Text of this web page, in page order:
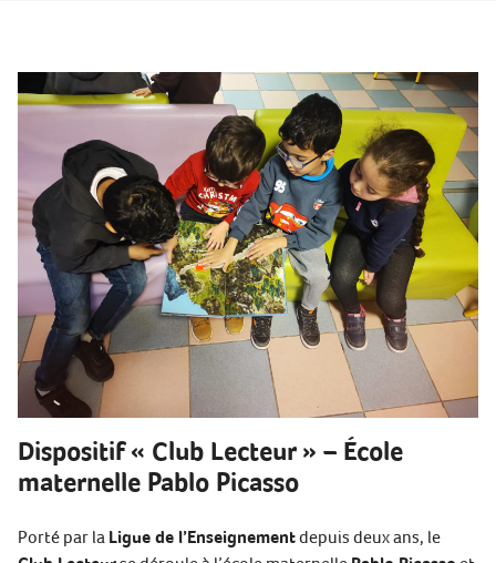
Dispositif « Club Lecteur » – École
maternelle Pablo Picasso
Porté par la Ligue de l’Enseignementdepuis deux ans, le